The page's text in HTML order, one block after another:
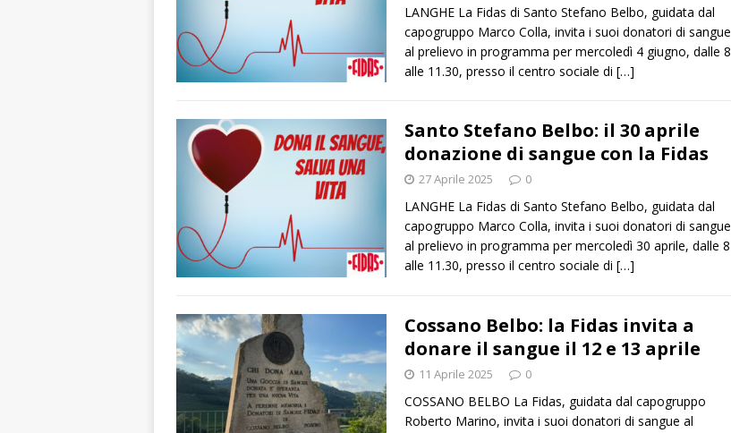
LANGHE La Fidas di Santo Stefano Belbo, guidata dal
capogruppo Marco Colla, invita i suoi donatori di sangue
al prelievo in programma per mercoledì 4 giugno, dalle 8
alle 11.30, presso il centro sociale di […]
Santo Stefano Belbo: il 30 aprile
donazione di sangue con la Fidas
27 Aprile 2025 0
LANGHE La Fidas di Santo Stefano Belbo, guidata dal
capogruppo Marco Colla, invita i suoi donatori di sangue
al prelievo in programma per mercoledì 30 aprile, dalle 8
alle 11.30, presso il centro sociale di […]
Cossano Belbo: la Fidas invita a
donare il sangue il 12 e 13 aprile
11 Aprile 2025 0
COSSANO BELBO La Fidas, guidata dal capogruppo
Roberto Marino, invita i suoi donatori di sangue al